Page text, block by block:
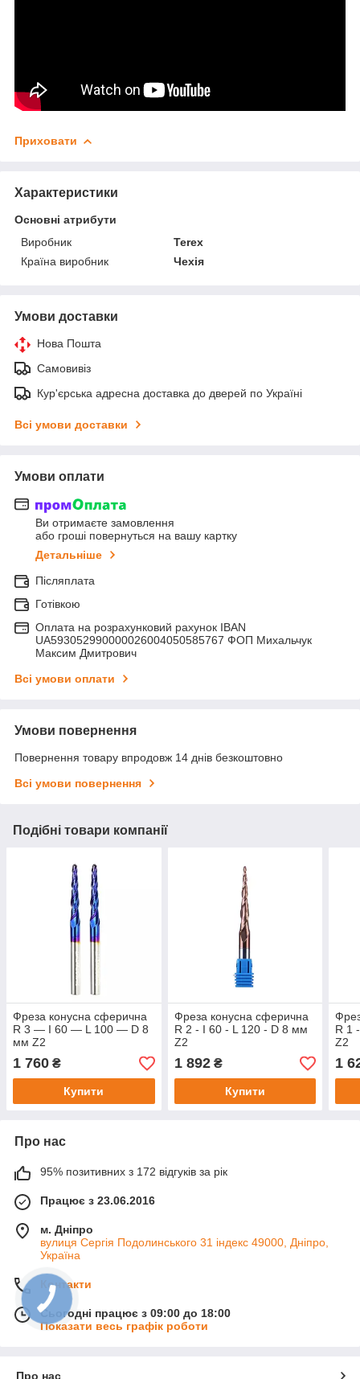
Приховати
Характеристики
Основні атрибути
Виробник
Terex
Країна виробник
Чехія
Умови доставки
Нова Пошта
Самовивіз
Кур'єрська адресна доставка до дверей по Україні
Всі умови доставки
Умови оплати
Ви отримаєте замовлення
або гроші повернуться на вашу картку
Детальніше
Післяплата
Готівкою
Оплата на розрахунковий рахунок IBAN
UA593052990000026004050585767 ФОП Михальчук
Максим Дмитрович
Всі умови оплати
Умови повернення
Повернення товару впродовж 14 днів безкоштовно
Всі умови повернення
Подібні товари компанії
Фреза конусна сферична
R 3 — I 60 — L 100 — D 8
мм Z2
1 760 ₴
Купити
Фреза конусна сферична
R 2 - I 60 - L 120 - D 8 мм
Z2
1 892₴
Купити
R 1
Z2
1
Про нас
95% позитивних з 172 відгуків за рік
Працює з 23.06.2016
м. Дніпро
вулиця Сергія Подолинського 31 індекс 49000, Дніпро,
Україна
Контакти
Сьогодні працює з 09:00 до 18:00
Показати весь графік роботи
Про нас